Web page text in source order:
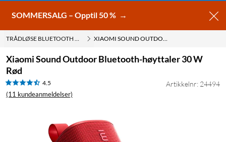
SOMMERSALG – Opptil 50 % →
TRÅDLØSE BLUETOOTH HØYTTALERE XIAOMI SOUND OUTDOOR BLUETOOTH-HØYTTALER 30 W RØD
Xiaomi Sound Outdoor Bluetooth-høyttaler 30 W
Rød
4.5
(11 kundeanmeldelser)
Artikkelnr: 24494